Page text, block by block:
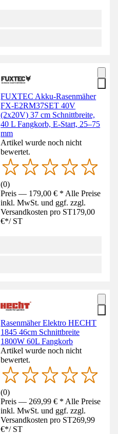
FUXTEC Akku-Rasenmäher
FX-E2RM37SET 40V
(2x20V) 37 cm Schnittbreite,
40 L Fangkorb, E-Start, 25–75
mm
Artikel wurde noch nicht
bewertet.
(0)
Preis — 179,00 € * Alle Preise
inkl. MwSt. und ggf. zzgl.
Versandkosten pro ST179,00
€*/ ST
Rasenmäher Elektro HECHT
1845 46cm Schnittbreite
1800W 60L Fangkorb
Artikel wurde noch nicht
bewertet.
(0)
Preis — 269,99 € * Alle Preise
inkl. MwSt. und ggf. zzgl.
Versandkosten pro ST269,99
€*/ ST